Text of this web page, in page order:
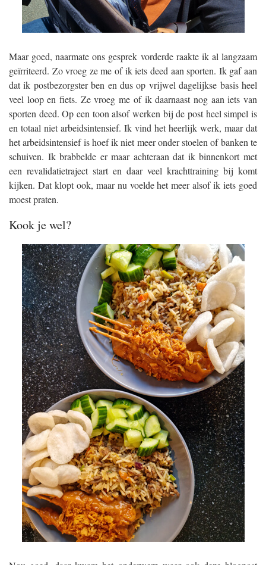
Maar goed, naarmate ons gesprek vorderde raakte ik al langzaam
geïrriteerd. Zo vroeg ze me of ik iets deed aan sporten. Ik gaf aan
dat ik postbezorgster ben en dus op vrijwel dagelijkse basis heel
veel loop en fiets. Ze vroeg me of ik daarnaast nog aan iets van
sporten deed. Op een toon alsof werken bij de post heel simpel is
en totaal niet arbeidsintensief. Ik vind het heerlijk werk, maar dat
het arbeidsintensief is hoef ik niet meer onder stoelen of banken te
schuiven. Ik brabbelde er maar achteraan dat ik binnenkort met
een revalidatietraject start en daar veel krachttraining bij komt
kijken. Dat klopt ook, maar nu voelde het meer alsof ik iets goed
moest praten.
Kook je wel?